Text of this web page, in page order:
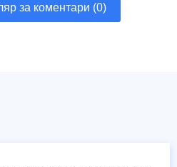
за коментари (0)